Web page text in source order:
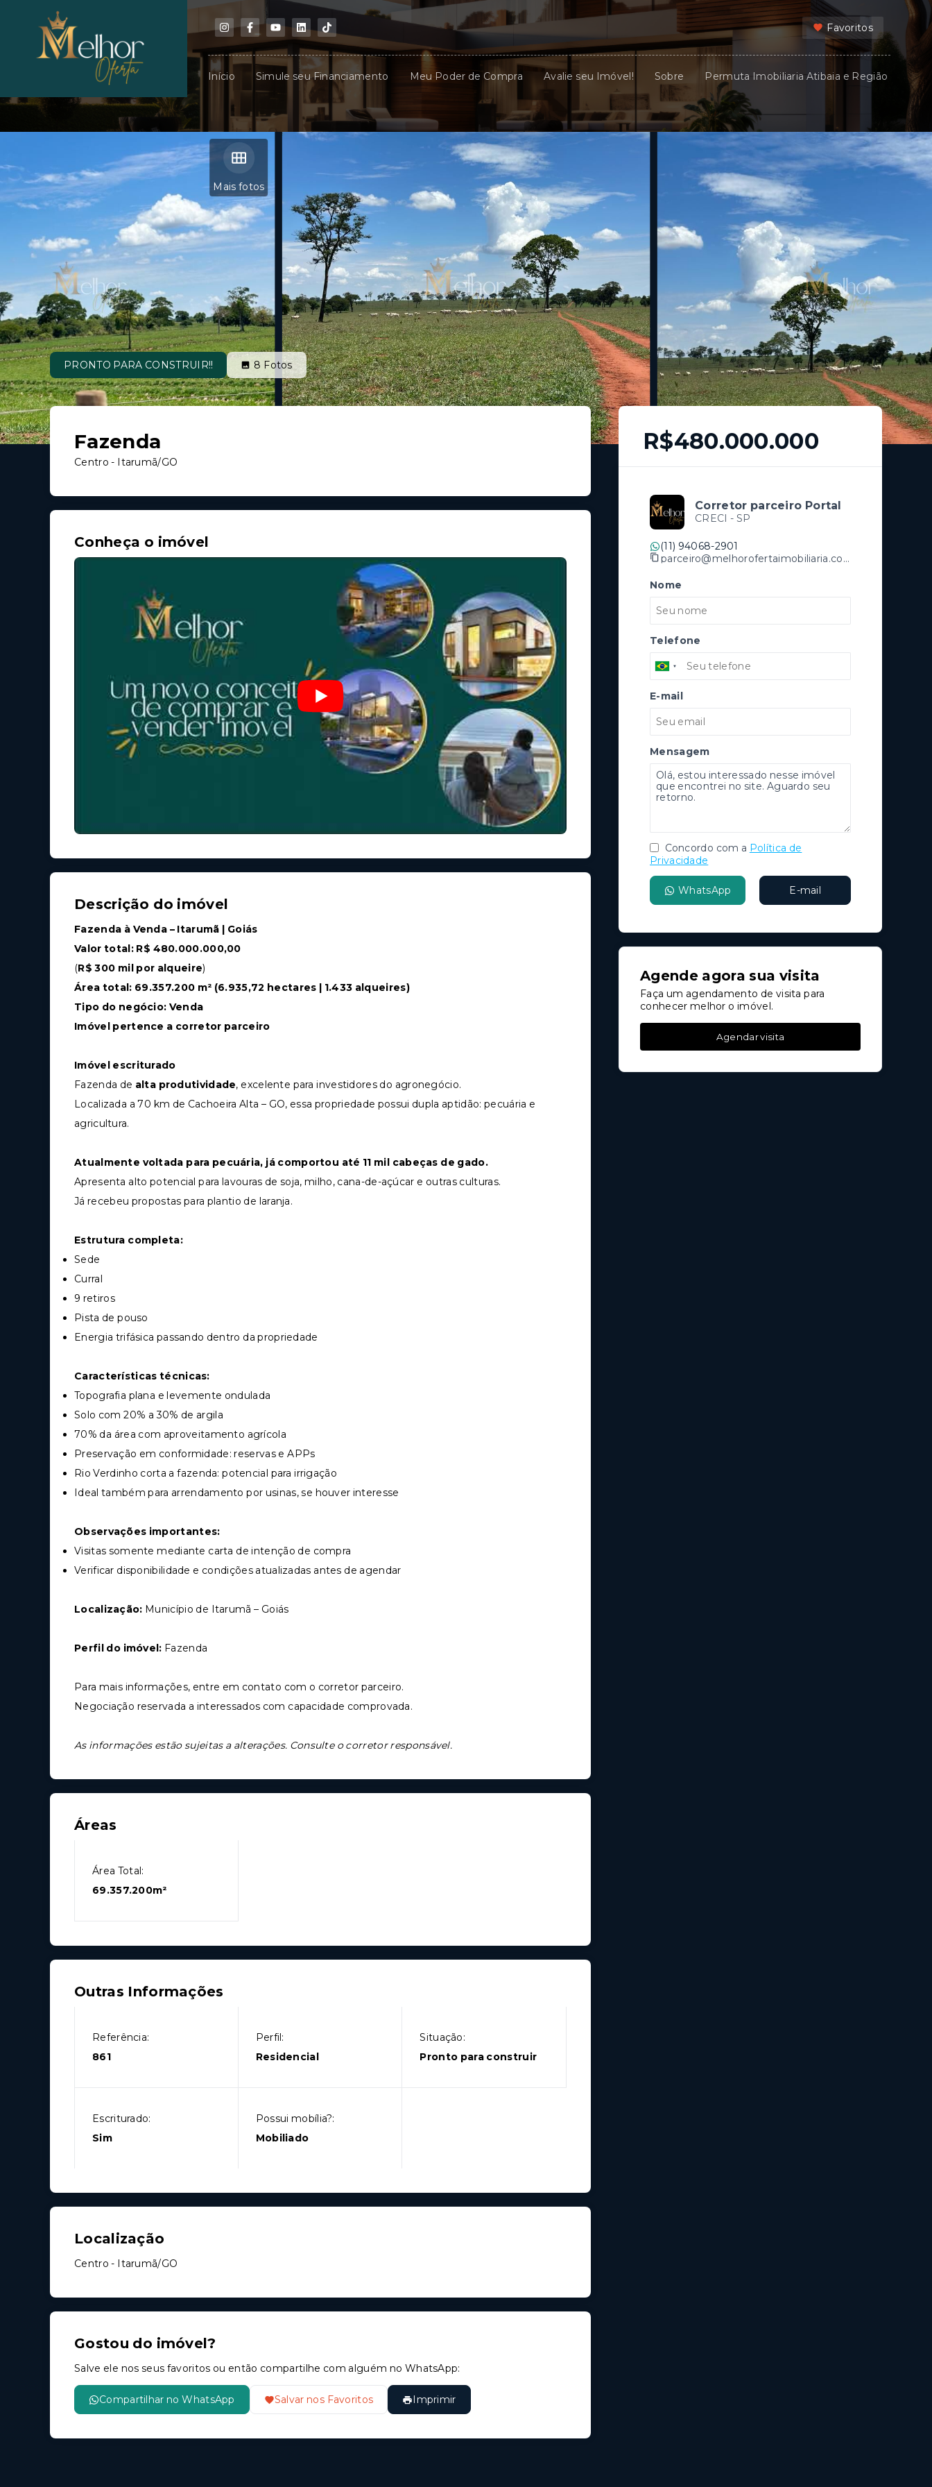
Favoritos
Início Simule seu Financiamento Meu Poder de Compra Avalie seu Imóvel! Sobre Permuta Imobiliaria Atibaia e Região
Mais fotos
PRONTO PARA CONSTRUIR!! 8 Fotos
Fazenda
Centro - Itarumã/GO
Conheça o imóvel
Descrição do imóvel
Fazenda à Venda – Itarumã | Goiás
Valor total: R$ 480.000.000,00
(R$ 300 mil por alqueire)
Área total: 69.357.200 m² (6.935,72 hectares | 1.433 alqueires)
Tipo do negócio: Venda
Imóvel pertence a corretor parceiro
Imóvel escriturado
Fazenda de alta produtividade, excelente para investidores do agronegócio.
Localizada a 70 km de Cachoeira Alta – GO, essa propriedade possui dupla aptidão: pecuária e
agricultura.
Atualmente voltada para pecuária, já comportou até 11 mil cabeças de gado.
Apresenta alto potencial para lavouras de soja, milho, cana-de-açúcar e outras culturas.
Já recebeu propostas para plantio de laranja.
Estrutura completa:
Sede
Curral
9 retiros
Pista de pouso
Energia trifásica passando dentro da propriedade
Características técnicas:
Topografia plana e levemente ondulada
Solo com 20% a 30% de argila
70% da área com aproveitamento agrícola
Preservação em conformidade: reservas e APPs
Rio Verdinho corta a fazenda: potencial para irrigação
Ideal também para arrendamento por usinas, se houver interesse
Observações importantes:
Visitas somente mediante carta de intenção de compra
Verificar disponibilidade e condições atualizadas antes de agendar
Localização: Município de Itarumã – Goiás
Perfil do imóvel: Fazenda
Para mais informações, entre em contato com o corretor parceiro.
Negociação reservada a interessados com capacidade comprovada.
As informações estão sujeitas a alterações. Consulte o corretor responsável.
Áreas
Área Total:
69.357.200m²
Outras Informações
Referência:
861
Perfil:
Residencial
Situação:
Pronto para construir
Escriturado:
Sim
Possui mobília?:
Mobiliado
Localização
Centro - Itarumã/GO
Gostou do imóvel?
Salve ele nos seus favoritos ou então compartilhe com alguém no WhatsApp:
Compartilhar no WhatsApp Salvar nos Favoritos Imprimir
R$480.000.000
Corretor parceiro Portal
CRECI - SP
(11) 94068-2901
parceiro@melhorofertaimobiliaria.com.br
Nome
Telefone
E-mail
Mensagem
Concordo com a Política de
Privacidade
WhatsApp E-mail
Agende agora sua visita
Faça um agendamento de visita para
conhecer melhor o imóvel.
Agendar visita